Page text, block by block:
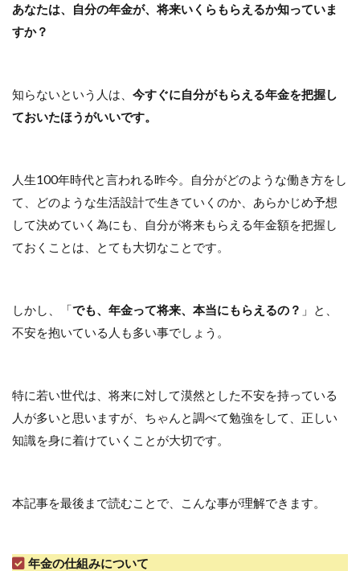
あなたは、自分の年金が、将来いくらもらえるか知っていま
すか？
知らないという人は、 今すぐに自分がもらえる年金を把握し
ておいたほうがいいです。
人生100年時代と言われる昨今。自分がどのような働き方をし
て、どのような生活設計で生きていくのか、あらかじめ予想
して決めていく為にも、自分が将来もらえる年金額を把握し
ておくことは、とても大切なことです。
しかし、「でも、年金って将来、本当にもらえるの？ 」と、
不安を抱いている人も多い事でしょう。
特に若い世代は、将来に対して漠然とした不安を持っている
人が多いと思いますが、ちゃんと調べて勉強をして、正しい
知識を身に着けていくことが大切です。
本記事を最後まで読むことで、こんな事が理解できます。
年金の仕組みについて